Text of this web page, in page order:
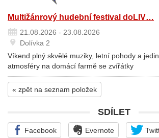
Multižánrový hudební festival doLIV…
21.08.2026 - 23.08.2026
Dolívka 2
Víkend plný skvělé muziky, letní pohody a
atmosféry na domácí farmě se zvířátky
« zpět na seznam položek
SDÍLET
Facebook Evernote